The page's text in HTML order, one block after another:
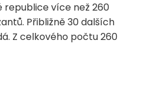
republice více než 260
Přibližně 30 dalších
Z celkového počtu 260